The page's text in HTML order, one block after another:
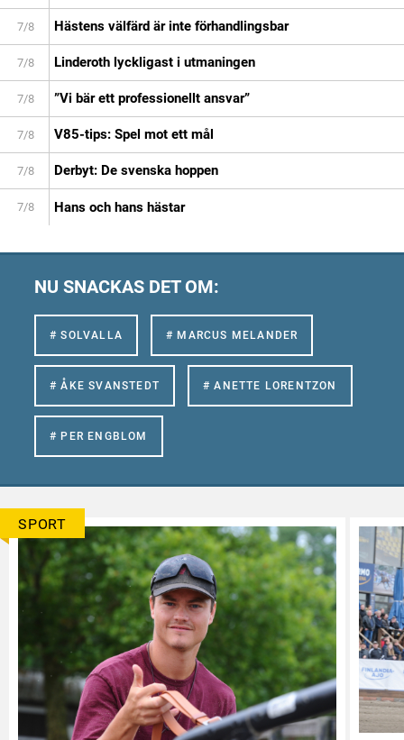
7/8 Hästens välfärd är inte förhandlingsbar
7/8 Linderoth lyckligast i utmaningen
7/8 ”Vi bär ett professionellt ansvar”
7/8 V85-tips: Spel mot ett mål
7/8 Derbyt: De svenska hoppen
7/8 Hans och hans hästar
NU SNACKAS DET OM:
# SOLVALLA # MARCUS MELANDER
# ÅKE SVANSTEDT # ANETTE LORENTZON
# PER ENGBLOM
SPORT